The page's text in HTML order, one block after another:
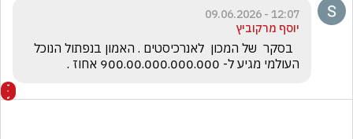
12:07 - 09.06.2026
יוסף מרקוביץ
העולמי מגיע ל- 900.00.000.000.000 אחוז .